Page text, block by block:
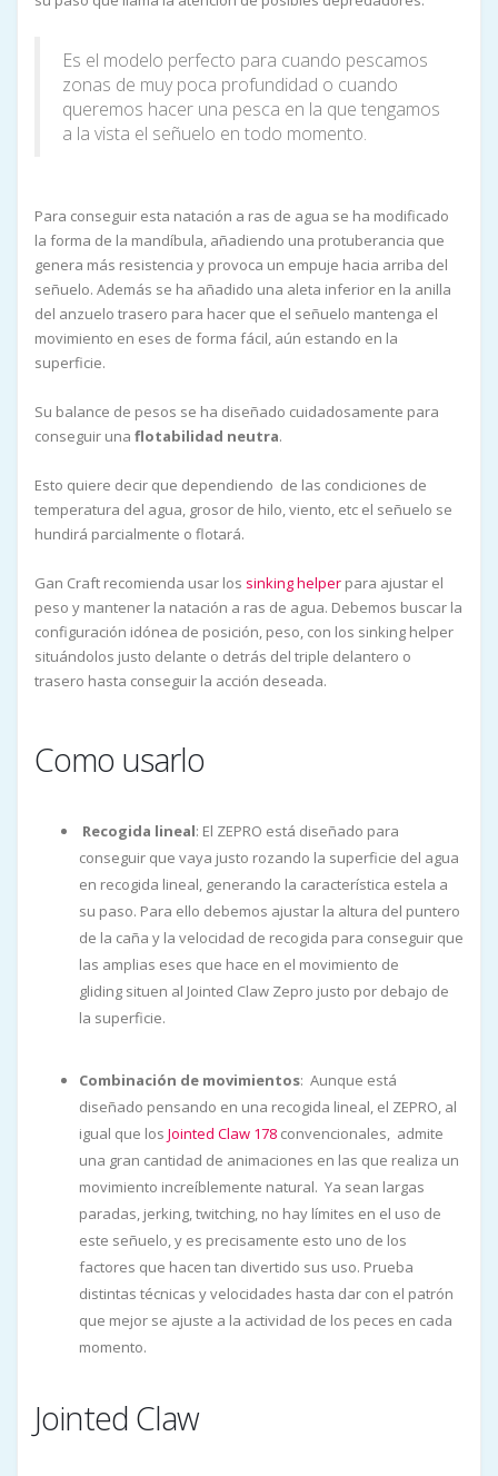
Es el modelo perfecto para cuando pescamos
zonas de muy poca profundidad o cuando
queremos hacer una pesca en la que tengamos
a la vista el señuelo en todo momento.
Para conseguir esta natación a ras de agua se ha modificado
la forma de la mandíbula, añadiendo una protuberancia que
genera más resistencia y provoca un empuje hacia arriba del
señuelo. Además se ha añadido una aleta inferior en la anilla
del anzuelo trasero para hacer que el señuelo mantenga el
movimiento en eses de forma fácil, aún estando en la
superficie.
Su balance de pesos se ha diseñado cuidadosamente para
conseguir una flotabilidad neutra.
Esto quiere decir que dependiendo de las condiciones de
temperatura del agua, grosor de hilo, viento, etc el señuelo se
hundirá parcialmente o flotará.
Gan Craft recomienda usar los sinking helper para ajustar el
peso y mantener la natación a ras de agua. Debemos buscar la
configuración idónea de posición, peso, con los sinking helper
situándolos justo delante o detrás del triple delantero o
trasero hasta conseguir la acción deseada.
Como usarlo
Recogida lineal: El ZEPRO está diseñado para
conseguir que vaya justo rozando la superficie del agua
en recogida lineal, generando la característica estela a
su paso. Para ello debemos ajustar la altura del puntero
de la caña y la velocidad de recogida para conseguir que
las amplias eses que hace en el movimiento de
gliding situen al Jointed Claw Zepro justo por debajo de
la superficie.
Combinación de movimientos: Aunque está
diseñado pensando en una recogida lineal, el ZEPRO, al
igual que los Jointed Claw 178 convencionales, admite
una gran cantidad de animaciones en las que realiza un
movimiento increíblemente natural. Ya sean largas
paradas, jerking, twitching, no hay límites en el uso de
este señuelo, y es precisamente esto uno de los
factores que hacen tan divertido sus uso. Prueba
distintas técnicas y velocidades hasta dar con el patrón
que mejor se ajuste a la actividad de los peces en cada
momento.
Jointed Claw